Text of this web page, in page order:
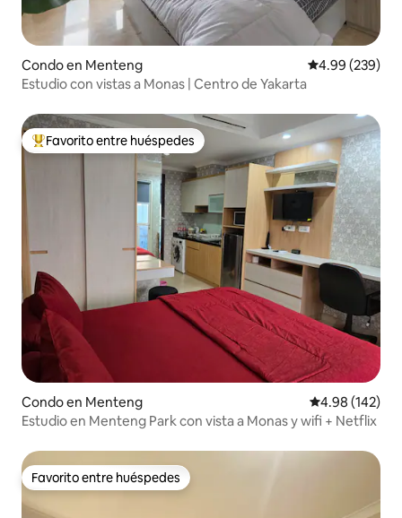
Condo en Menteng Calificación
4.99 (239)
Estudio con vistas a Monas | Centro de Yakarta
Favorito entre huéspedes preferido
Favorito entre huéspedes
Condo en Menteng Calificación
4.98 (142)
Estudio en Menteng Park con vista a Monas y wifi + Netflix
Favorito entre huéspedes
Favorito entre huéspedes